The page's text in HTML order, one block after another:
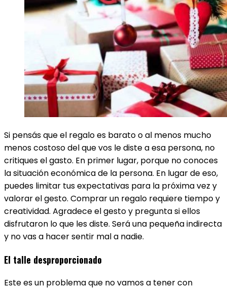
Si pensás que el regalo es barato o al menos mucho
menos costoso del que vos le diste a esa persona, no
critiques el gasto. En primer lugar, porque no conoces
la situación económica de la persona. En lugar de eso,
puedes limitar tus expectativas para la próxima vez y
valorar el gesto. Comprar un regalo requiere tiempo y
creatividad. Agradece el gesto y pregunta si ellos
disfrutaron lo que les diste. Será una pequeña indirecta
y no vas a hacer sentir mal a nadie.
El talle desproporcionado
Este es un problema que no vamos a tener con